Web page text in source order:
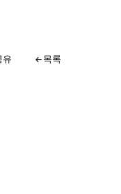
유 목록